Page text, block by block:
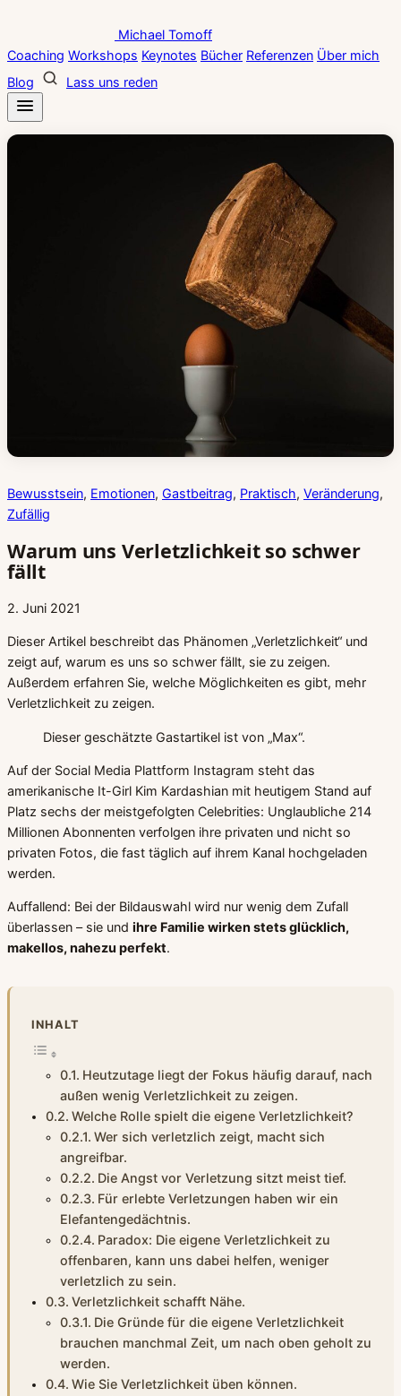
springen
Michael Tomoff
Coaching Workshops Keynotes Bücher Referenzen Über mich
Blog
Lass uns reden
Bewusstsein, Emotionen, Gastbeitrag, Praktisch, Veränderung
Zufällig
Warum uns Verletzlichkeit so schwer
fällt
2. Juni 2021
Dieser Artikel beschreibt das Phänomen „Verletzlichkeit“ und
zeigt auf, warum es uns so schwer fällt, sie zu zeigen.
Außerdem erfahren Sie, welche Möglichkeiten es gibt, mehr
Verletzlichkeit zu zeigen.
Dieser geschätzte Gastartikel ist von „Max“.
Auf der Social Media Plattform Instagram steht das
amerikanische It-Girl Kim Kardashian mit heutigem Stand auf
Platz sechs der meistgefolgten Celebrities: Unglaubliche 214
Millionen Abonnenten verfolgen ihre privaten und nicht so
privaten Fotos, die fast täglich auf ihrem Kanal hochgeladen
werden.
Auffallend: Bei der Bildauswahl wird nur wenig dem Zufall
überlassen – sie und ihre Familie wirken stets glücklich,
makellos, nahezu perfekt.
INHALT
Heutzutage liegt der Fokus häufig darauf, nach
außen wenig Verletzlichkeit zu zeigen.
Welche Rolle spielt die eigene Verletzlichkeit?
Wer sich verletzlich zeigt, macht sich
angreifbar.
Die Angst vor Verletzung sitzt meist tief.
Für erlebte Verletzungen haben wir ein
Elefantengedächtnis.
Paradox: Die eigene Verletzlichkeit zu
offenbaren, kann uns dabei helfen, weniger
verletzlich zu sein.
Verletzlichkeit schafft Nähe.
Die Gründe für die eigene Verletzlichkeit
brauchen manchmal Zeit, um nach oben geholt zu
werden.
Wie Sie Verletzlichkeit üben können.